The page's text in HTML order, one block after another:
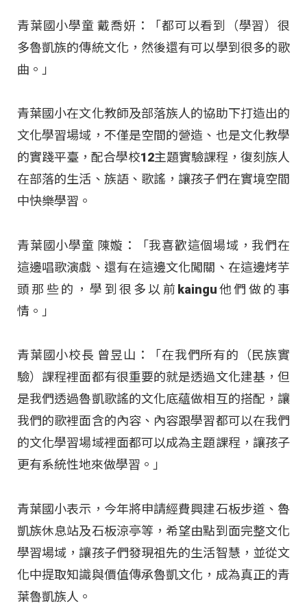
青葉國小學童 戴喬妍：「都可以看到（學習）很
多魯凱族的傳統文化，然後還有可以學到很多的歌
曲。」
青葉國小在文化教師及部落族人的協助下打造出的
文化學習場域，不僅是空間的營造、也是文化教學
的實踐平臺，配合學校12主題實驗課程，復刻族人
在部落的生活、族語、歌謠，讓孩子們在實境空間
中快樂學習。
青葉國小學童 陳嫙：「我喜歡這個場域，我們在
這邊唱歌演戲、還有在這邊文化闖關、在這邊烤芋
頭那些的，學到很多以前kaingu他們做的事
情。」
青葉國小校長 曾昱山：「在我們所有的（民族實
驗）課程裡面都有很重要的就是透過文化建基，但
是我們透過魯凱歌謠的文化底蘊做相互的搭配，讓
我們的歌裡面含的內容、內容跟學習都可以在我們
的文化學習場域裡面都可以成為主題課程，讓孩子
更有系統性地來做學習。」
青葉國小表示，今年將申請經費興建石板步道、魯
凱族休息站及石板涼亭等，希望由點到面完整文化
學習場域，讓孩子們發現祖先的生活智慧，並從文
化中提取知識與價值傳承魯凱文化，成為真正的青
葉魯凱族人。